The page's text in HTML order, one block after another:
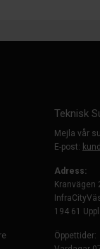
Teknisk
Mejla vår
E-post:
Adress:
Kranvägen
194 61
Öppettider: